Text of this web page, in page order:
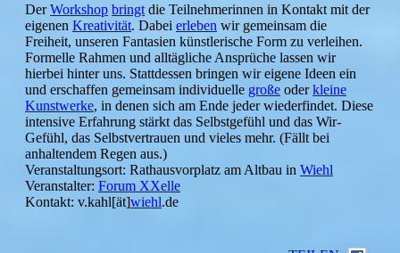
DerWorkshop bringt die Teilnehmerinnen in Kontakt mit der
eigenen Kreativität. Dabei erleben wir gemeinsam die
Freiheit, unseren Fantasien künstlerische Form zu verleihen.
Formelle Rahmen und alltägliche Ansprüche lassen wir
hierbei hinter uns. Stattdessen bringen wir eigene Ideen ein
und erschaffen gemeinsam individuelle große oderkleine
Kunstwerke, in denen sich am Ende jeder wiederfindet. Diese
intensive Erfahrung stärkt das Selbstgefühl und das Wir-
Gefühl, das Selbstvertrauen und vieles mehr. (Fällt bei
anhaltendem Regen aus.)
Veranstaltungsort: Rathausvorplatz am Altbau in Wiehl
Veranstalter: Forum XXelle
Kontakt: v.kahl[ät]wiehl.de